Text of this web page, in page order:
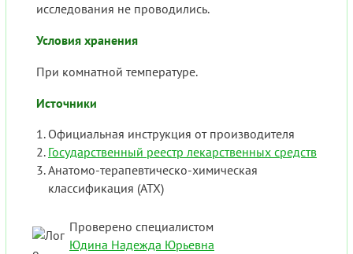
исследования не проводились.
Условия хранения
При комнатной температуре.
Источники
Официальная инструкция от производителя
Государственный реестр лекарственных средств
Анатомо-терапевтическо-химическая
классификация (ATX)
Проверено специалистом
Юдина Надежда Юрьевна